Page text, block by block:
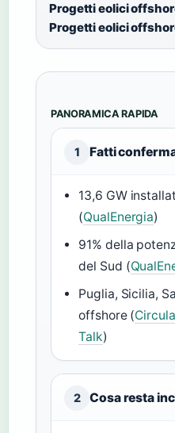
Progetti eolici
Progetti eolici
PANORAMICA RAPIDA
1 Fatti
13,6 GW
(QualEnergia)
91% della
del Sud (
Puglia, Sicilia,
offshore (
Talk)
2 Cosa resta